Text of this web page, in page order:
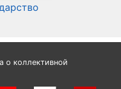
о коллективной